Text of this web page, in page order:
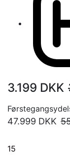
3.199 DKK
47.999 DKK
15